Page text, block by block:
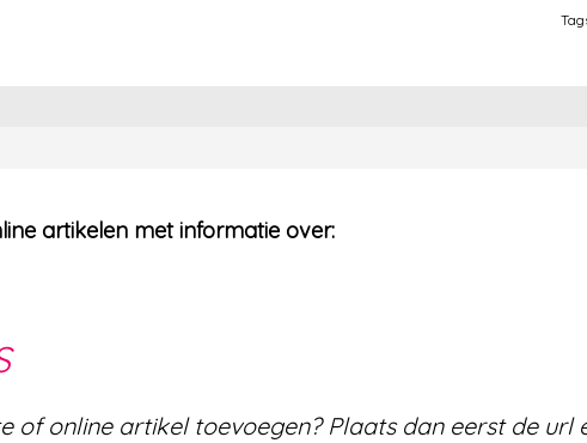
artikelen met informatie over:
of online artikel toevoegen? Plaats dan eerst de url